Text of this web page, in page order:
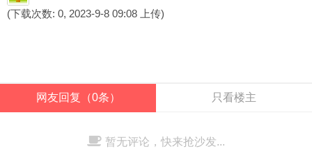
(下载次数: 0, 2023-9-8 09:08 上传)
网友回复（0条） 只看楼主
暂无评论，快来抢沙发...